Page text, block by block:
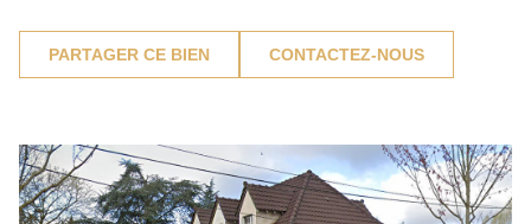
PARTAGER CE BIEN CONTACTEZ-NOUS